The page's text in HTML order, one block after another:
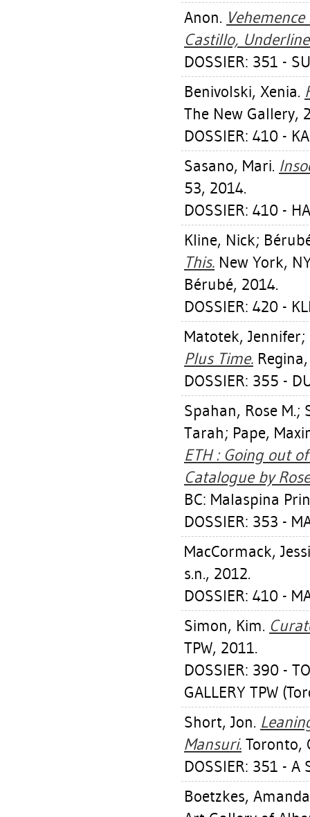
Anon.
Castillo,
DOSSIER: 351 -
Benivolski, Xenia.
The New Gallery,
DOSSIER: 410 -
Sasano, Mari.
53, 2014.
DOSSIER: 410 -
Kline, Nick;
This. New York,
Bérubé, 2014.
DOSSIER: 420 -
Matotek, Jennifer;
Plus Time.
DOSSIER: 355 -
Spahan, Rose M.;
Tarah; Pape,
ETH : Going out
Catalogue by
BC: Malaspina
DOSSIER: 353 -
MacCormack,
s.n., 2012.
DOSSIER: 410 -
Simon, Kim.
TPW, 2011.
DOSSIER: 390 -
GALLERY TPW
Short, Jon.
Mansuri. Toronto,
DOSSIER: 351 - A
Boetzkes, Amanda